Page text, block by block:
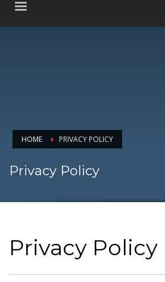
HOME PRIVACY POLICY
Privacy Policy
Privacy Policy